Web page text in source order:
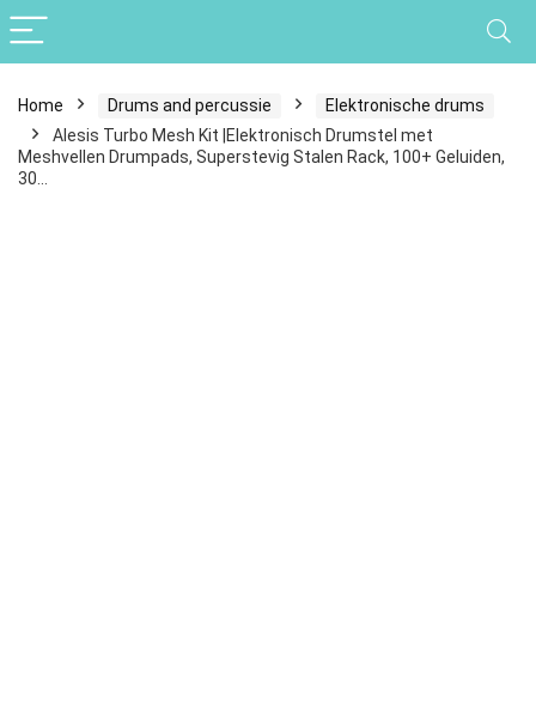
Home Drums and percussie
Elektronische drums
Alesis Turbo Mesh Kit |Elektronisch Drumstel met
Meshvellen Drumpads, Superstevig Stalen Rack, 100+ Geluiden,
30…